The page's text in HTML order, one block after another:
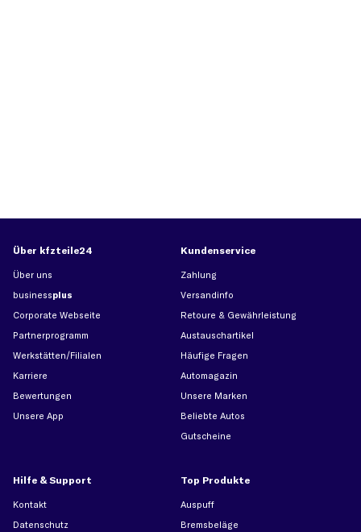
Über kfzteile24
Über uns
businessplus
Corporate Webseite
Partnerprogramm
Werkstätten/Filialen
Karriere
Bewertungen
Unsere App
Kundenservice
Zahlung
Versandinfo
Retoure & Gewährleistung
Austauschartikel
Häufige Fragen
Automagazin
Unsere Marken
Beliebte Autos
Gutscheine
Hilfe & Support
Kontakt
Datenschutz
Top Produkte
Auspuff
Bremsbeläge